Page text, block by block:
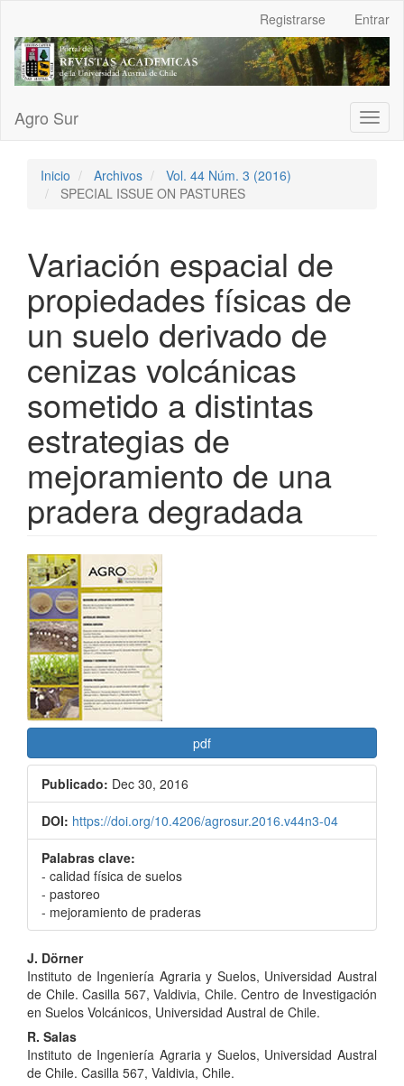
Contenido
principal
Barra
Registrarse Entrar
Agro Sur
Inicio Archivos
Vol. 44 Núm. 3 (2016)
SPECIAL ISSUE ON PASTURES
Variación espacial de
propiedades físicas de
un suelo derivado de
cenizas volcánicas
sometido a distintas
estrategias de
mejoramiento de una
pradera degradada
Barra
lateral
del
artículo
pdf
Publicado: Dec 30, 2016
DOI: https://doi.org/10.4206/agrosur.2016.v44n3-04
Palabras clave:
- calidad física de suelos
- pastoreo
- mejoramiento de praderas
Contenido
principal
del
artículo
J. Dörner
Instituto de Ingeniería Agraria y Suelos, Universidad Austral
de Chile. Casilla 567, Valdivia, Chile. Centro de Investigación
en Suelos Volcánicos, Universidad Austral de Chile.
R. Salas
Instituto de Ingeniería Agraria y Suelos, Universidad Austral
de Chile. Casilla 567, Valdivia, Chile.